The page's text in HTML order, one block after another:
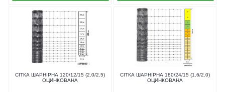
СІТКА ШАРНІРНА 120/12/15 (2.0/2.5)
ОЦИНКОВАНА
СІТКА ШАРНІРНА 180/24/15 (1.6/2.0)
ОЦИНКОВАНА